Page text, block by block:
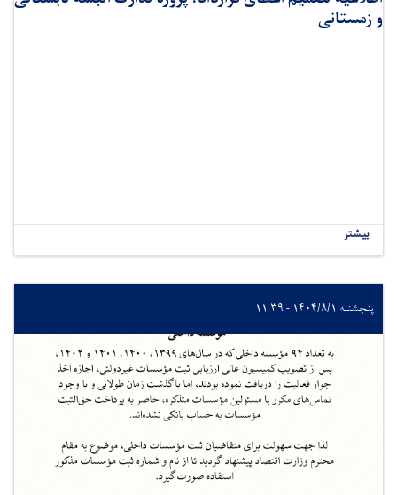
و زمستانی
بیشتر
پنجشنبه ۱۴۰۴/۸/۱ - ۱۱:۳۹